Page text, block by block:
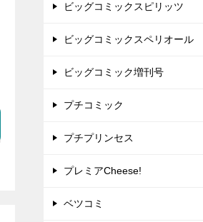
ビッグコミックスピリッツ
ビッグコミックスペリオール
ビッグコミック増刊号
プチコミック
プチプリンセス
プレミアCheese!
ベツコミ